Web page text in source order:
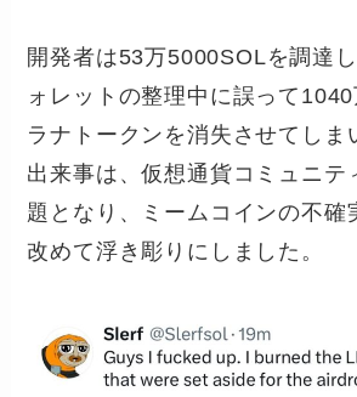
開発者は53万5000SOLを調達
ォレットの整理中に誤って
ラナトークンを消失させてしま
出来事は、仮想通貨コミュニテ
題となり、ミームコインの不確
改めて浮き彫りにしました。